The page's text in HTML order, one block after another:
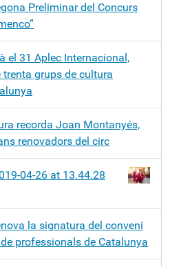
Preliminar del Concurs
el 31 Aplec Internacional,
grups de cultura
recorda Joan Montanyés,
renovadors del circ
04-26 at 13.44.28
la signatura del conveni
professionals de Catalunya